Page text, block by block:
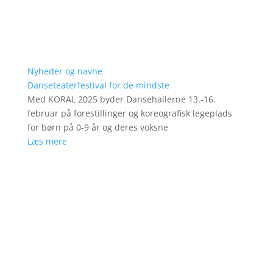
Nyheder og navne
Danseteaterfestival for de mindste
Med KORAL 2025 byder Dansehallerne 13.-16.
februar på forestillinger og koreografisk legeplads
for børn på 0-9 år og deres voksne
Læs mere